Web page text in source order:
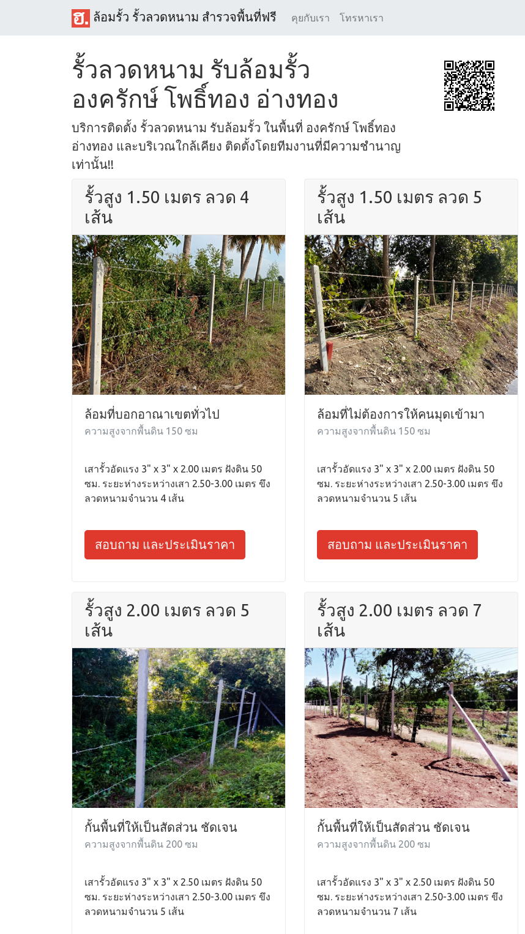
ล้อมรั้ว รั้วลวดหนาม สำรวจพื้นที่ฟรี คุยกับเรา โทรหาเรา
รั้วลวดหนาม รับล้อมรั้ว
องครักษ์ โพธิ์ทอง อ่างทอง
บริการติดตั้ง รั้วลวดหนาม รับล้อมรั้ว ในพื้นที่ องครักษ์ โพธิ์ทอง
อ่างทอง และบริเวณใกล้เคียง ติดตั้งโดยทีมงานที่มีความชำนาญ
เท่านั้น!!
รั้วสูง 1.50 เมตร ลวด 4
เส้น
ล้อมที่บอกอาณาเขตทั่วไป
ความสูงจากพื้นดิน 150 ซม
เสารั้วอัดแรง 3" x 3" x 2.00 เมตร ฝังดิน 50
ซม. ระยะห่างระหว่างเสา 2.50-3.00 เมตร ขึง
ลวดหนามจำนวน 4 เส้น
สอบถาม และประเมินราคา
รั้วสูง 1.50 เมตร ลวด 5
เส้น
ล้อมที่ไม่ต้องการให้คนมุดเข้ามา
ความสูงจากพื้นดิน 150 ซม
เสารั้วอัดแรง 3" x 3" x 2.00 เมตร ฝังดิน 50
ซม. ระยะห่างระหว่างเสา 2.50-3.00 เมตร ขึง
ลวดหนามจำนวน 5 เส้น
สอบถาม และประเมินราคา
รั้วสูง 2.00 เมตร ลวด 5
เส้น
กั้นพื้นที่ให้เป็นสัดส่วน ชัดเจน
ความสูงจากพื้นดิน 200 ซม
เสารั้วอัดแรง 3" x 3" x 2.50 เมตร ฝังดิน 50
ซม. ระยะห่างระหว่างเสา 2.50-3.00 เมตร ขึง
ลวดหนามจำนวน 5 เส้น
รั้วสูง 2.00 เมตร ลวด 7
เส้น
กั้นพื้นที่ให้เป็นสัดส่วน ชัดเจน
ความสูงจากพื้นดิน 200 ซม
เสารั้วอัดแรง 3" x 3" x 2.50 เมตร ฝังดิน 50
ซม. ระยะห่างระหว่างเสา 2.50-3.00 เมตร ขึง
ลวดหนามจำนวน 7 เส้น